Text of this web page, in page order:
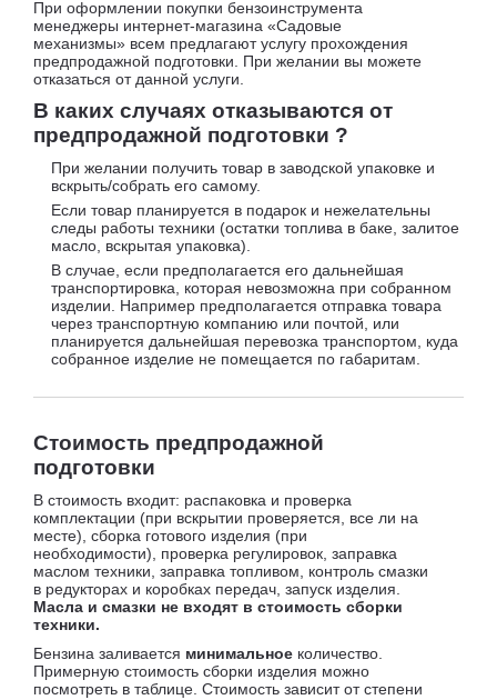
При оформлении покупки бензоинструмента
менеджеры интернет-магазина «Садовые
механизмы» всем предлагают услугу прохождения
предпродажной подготовки. При желании вы можете
отказаться от данной услуги.
В каких случаях отказываются от
предпродажной подготовки ?
При желании получить товар в заводской упаковке и
вскрыть/собрать его самому.
Если товар планируется в подарок и нежелательны
следы работы техники (остатки топлива в баке, залитое
масло, вскрытая упаковка).
В случае, если предполагается его дальнейшая
транспортировка, которая невозможна при собранном
изделии. Например предполагается отправка товара
через транспортную компанию или почтой, или
планируется дальнейшая перевозка транспортом, куда
собранное изделие не помещается по габаритам.
Стоимость предпродажной
подготовки
В стоимость входит: распаковка и проверка
комплектации (при вскрытии проверяется, все ли на
месте), сборка готового изделия (при
необходимости), проверка регулировок, заправка
маслом техники, заправка топливом, контроль смазки
в редукторах и коробках передач, запуск изделия.
Масла и смазки не входят в стоимость сборки
техники.
Бензина заливается минимальное количество.
Примерную стоимость сборки изделия можно
посмотреть в таблице. Стоимость зависит от степени